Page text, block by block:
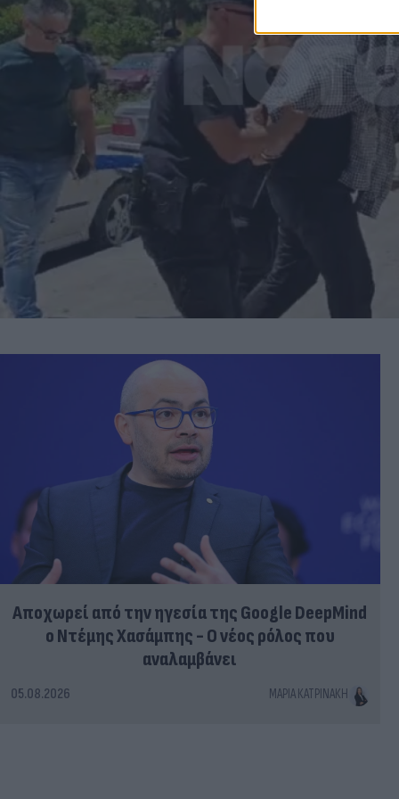
Αποχωρεί από την ηγεσία της Google DeepMind
ο Ντέμης Χασάμπης - Ο νέος ρόλος που
αναλαμβάνει
05.08.2026 ΜΑΡΊΑ ΚΑΤΡΙΝΆΚΗ